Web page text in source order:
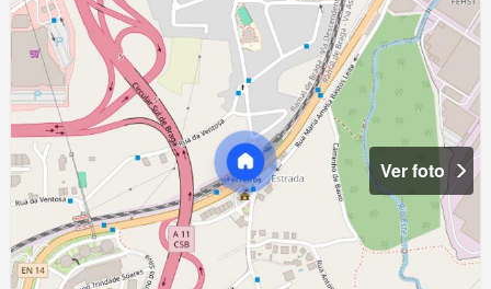
Ver foto